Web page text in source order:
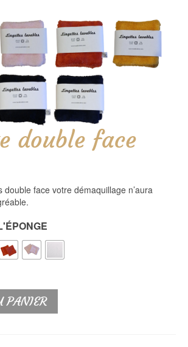
double face
double face votre démaquillage n’aura
PANIER